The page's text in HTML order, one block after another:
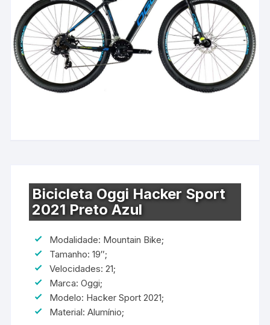
Bicicleta Oggi Hacker Sport
2021 Preto Azul
Modalidade: Mountain Bike;
Tamanho: 19″;
Velocidades: 21;
Marca: Oggi;
Modelo: Hacker Sport 2021;
Material: Alumínio;